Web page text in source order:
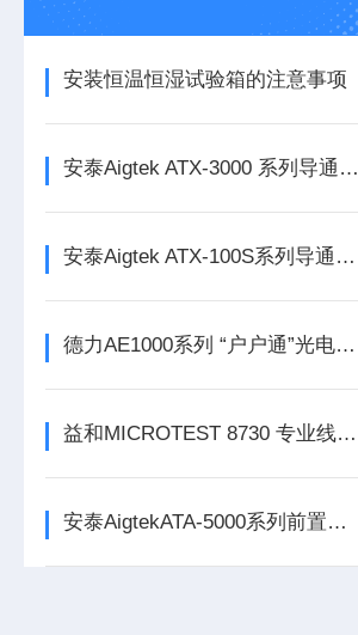
安装恒温恒湿试验箱的注意事项
安泰Aigtek ATX-3000 系列导通线束测试仪
安泰Aigtek ATX-100S系列导通线束测试仪
德力AE1000系列 “户户通”光电网络测试仪
益和MICROTEST 8730 专业线材测试仪
安泰AigtekATA-5000系列前置微小信号放大器